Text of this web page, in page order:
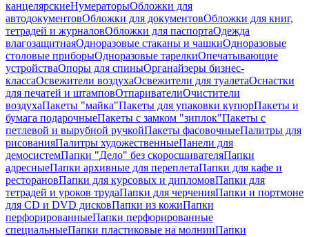
канцелярскиеНумераторыОбложки для
автодокументовОбложки для документовОбложки для книг,
тетрадей и журналовОбложки для паспортаОдежда
влагозащитнаяОдноразовые стаканы и чашкиОдноразовые
столовые приборыОдноразовые тарелкиОпечатывающие
устройстваОпоры для спиныОрганайзеры бизнес-
классаОсвежители воздухаОсвежители для туалетаОснастки
для печатей и штамповОтпаривателиОчистители
воздухаПакеты "майка"Пакеты для упаковки купюрПакеты и
бумага подарочныеПакеты с замком "зиплок"Пакеты с
петлевой и вырубной ручкойПакеты фасовочныеПалитры для
рисованияПалитры художественныеПанели для
демосистемПапки "Дело" без скоросшивателяПапки
адресныеПапки архивные для переплетаПапки для кафе и
ресторановПапки для курсовых и дипломовПапки для
тетрадей и уроков трудаПапки для черченияПапки и портмоне
для CD и DVD дисковПапки из кожиПапки
перфорированныеПапки перфорированные
специальныеПапки пластиковые на молнииПапки